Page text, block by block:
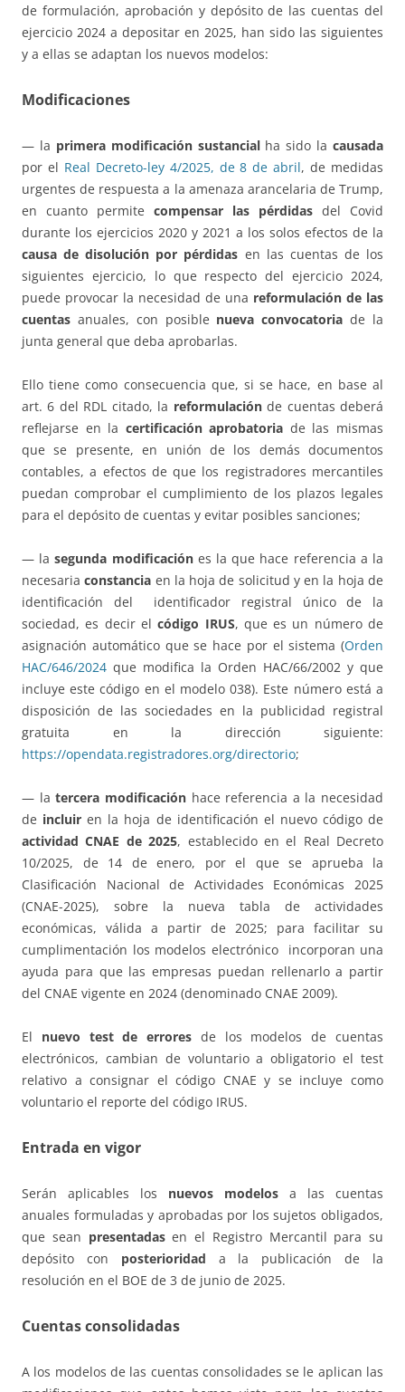
de formulación, aprobación y depósito de las cuentas del
ejercicio 2024 a depositar en 2025, han sido las siguientes
y a ellas se adaptan los nuevos modelos:
Modificaciones
— la primera modificación sustancialha sido la causada
por el Real Decreto-ley 4/2025, de 8 de abril, de medidas
urgentes de respuesta a la amenaza arancelaria de Trump,
en cuanto permite compensar las pérdidas del Covid
durante los ejercicios 2020 y 2021 a los solos efectos de la
causa de disolución por pérdidas en las cuentas de los
siguientes ejercicio, lo que respecto del ejercicio 2024,
puede provocar la necesidad de una reformulación de las
cuentas anuales, con posible nueva convocatoria de la
junta general que deba aprobarlas.
Ello tiene como consecuencia que, si se hace, en base al
art. 6 del RDL citado, la reformulaciónde cuentas deberá
reflejarse en la certificación aprobatoria de las mismas
que se presente, en unión de los demás documentos
contables, a efectos de que los registradores mercantiles
puedan comprobar el cumplimiento de los plazos legales
para el depósito de cuentas y evitar posibles sanciones;
— lasegunda modificaciónes la que hace referencia a la
necesariaconstancia en la hoja de solicitud y en la hoja de
identificación del identificador registral único de la
sociedad, es decir elcódigo IRUS, que es un número de
asignación automático que se hace por el sistema (Orden
HAC/646/2024 que modifica la Orden HAC/66/2002 y que
incluye este código en el modelo 038). Este número está a
disposición de las sociedades en la publicidad registral
gratuita en la dirección siguiente:
https://opendata.registradores.org/directorio;
— latercera modificaciónhace referencia a la necesidad
de incluir en la hoja de identificación el nuevo código de
actividad CNAE de 2025, establecido en el Real Decreto
10/2025, de 14 de enero, por el que se aprueba la
Clasificación Nacional de Actividades Económicas 2025
(CNAE-2025), sobre la nueva tabla de actividades
económicas, válida a partir de 2025; para facilitar su
cumplimentación los modelos electrónico incorporan una
ayuda para que las empresas puedan rellenarlo a partir
del CNAE vigente en 2024 (denominado CNAE 2009).
El nuevo test de errores de los modelos de cuentas
electrónicos, cambian de voluntario a obligatorio el test
relativo a consignar el código CNAE y se incluye como
voluntario el reporte del código IRUS.
Entrada en vigor
Serán aplicables los nuevos modelos a las cuentas
anuales formuladas y aprobadas por los sujetos obligados,
que sean presentadasen el Registro Mercantil para su
depósito con posterioridad a la publicación de la
resolución en el BOE de 3 de junio de 2025.
Cuentas consolidadas
A los modelos de las cuentas consolidades se le aplican las